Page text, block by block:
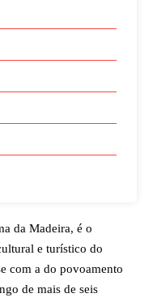
da Madeira, é o
e turístico do
com a do povoamento
de mais de seis